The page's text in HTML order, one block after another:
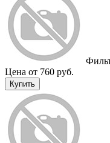
Цена от 760 руб.
Купить